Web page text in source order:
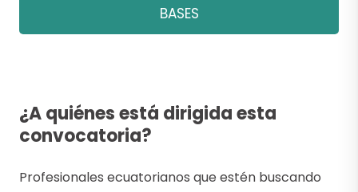
BASES
¿A quiénes está dirigida esta
convocatoria?
Profesionales ecuatorianos que estén buscando